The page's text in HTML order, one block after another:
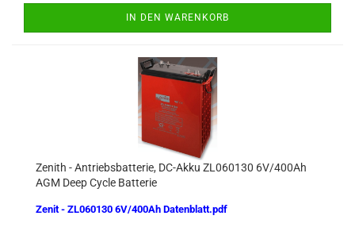
IN DEN WARENKORB
Zenith - Antriebsbatterie, DC-Akku ZL060130 6V/400Ah
AGM Deep Cycle Batterie
Zenit - ZL060130 6V/400Ah Datenblatt.pdf